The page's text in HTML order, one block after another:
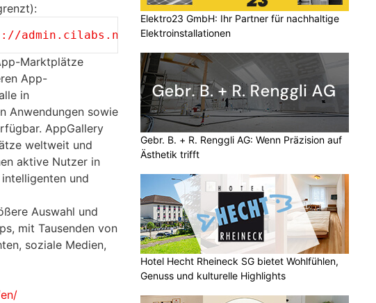
admin.cilabs.net/rsvp/multi-events/
Marktplätze
App-
in
Anwendungen sowie
AppGallery
weltweit und
aktive Nutzer in
und
Auswahl und
mit Tausenden von
soziale Medien,
Elektro23 GmbH: Ihr Partner für nachhaltige
Elektroinstallationen
Gebr. B. + R. Renggli AG: Wenn Präzision auf
Ästhetik trifft
Hotel Hecht Rheineck SG bietet Wohlfühlen,
Genuss und kulturelle Highlights